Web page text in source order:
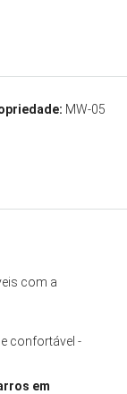
MW-05
com a
confortável -
em